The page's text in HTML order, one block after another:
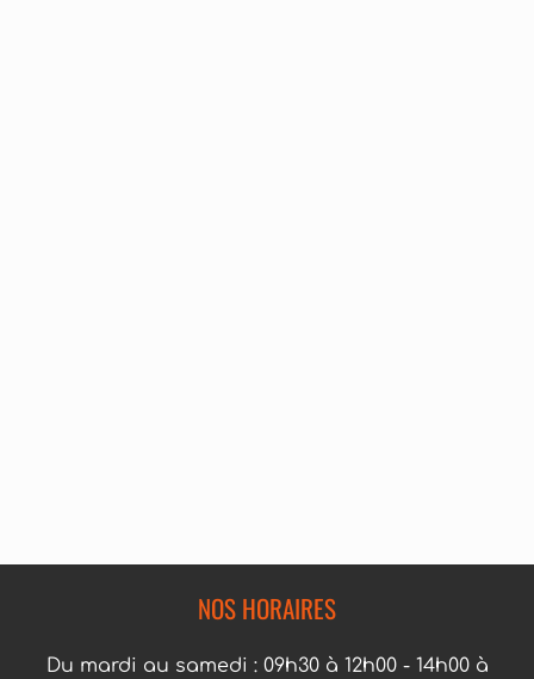
NOS HORAIRES
Du mardi au samedi : 09h30 à 12h00 - 14h00 à